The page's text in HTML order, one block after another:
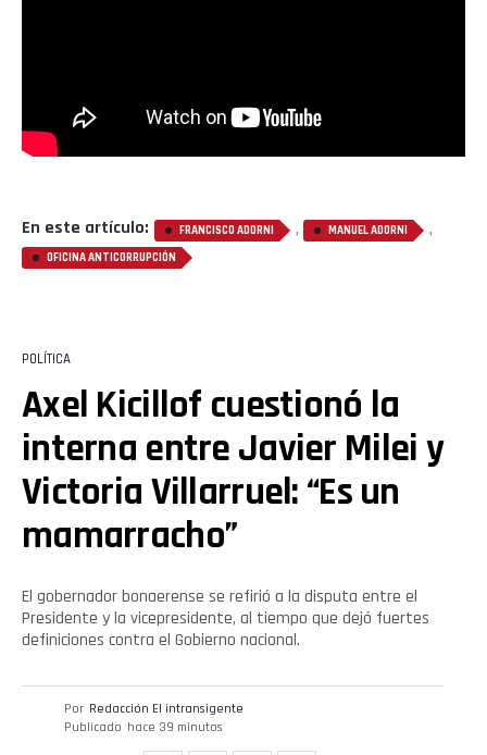
En este artículo: FRANCISCO ADORNI , MANUEL ADORNI ,
OFICINA ANTICORRUPCIÓN
POLÍTICA
Axel Kicillof cuestionó la
interna entre Javier Milei y
Victoria Villarruel: “Es un
mamarracho”
El gobernador bonaerense se refirió a la disputa entre el
Presidente y la vicepresidente, al tiempo que dejó fuertes
definiciones contra el Gobierno nacional.
Por Redacción El intransigente
Publicado hace 39 minutos